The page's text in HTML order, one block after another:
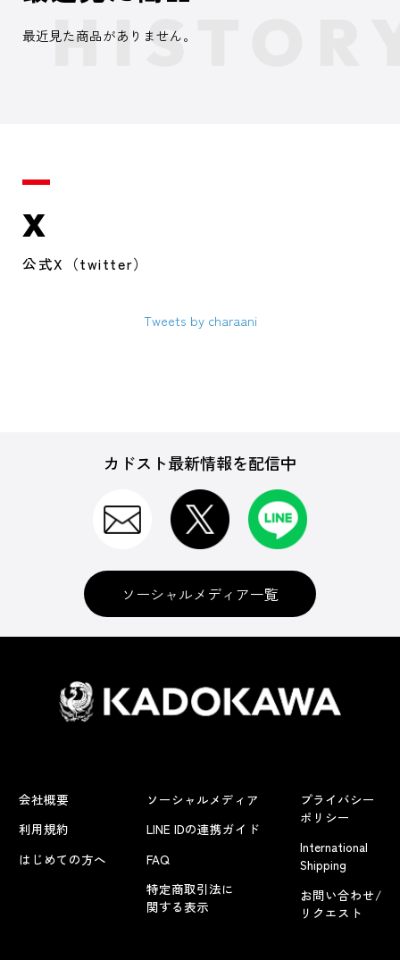
最近見た商品がありません。
X
公式X（twitter）
Tweets by charaani
カドスト最新情報を配信中
ソーシャルメディア一覧
会社概要
利用規約
はじめての方へ
ソーシャルメディア
LINE IDの連携ガイド
FAQ
特定商取引法に
関する表示
プライバシー
ポリシー
International
Shipping
お問い合わせ/
リクエスト